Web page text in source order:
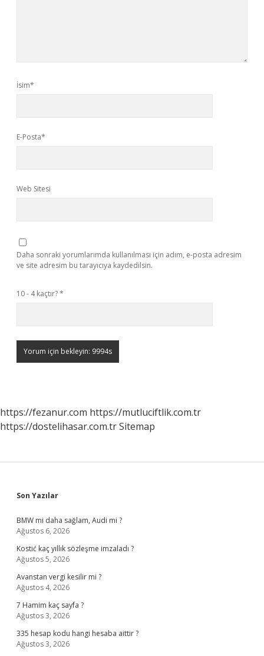
İsim*
E-Posta*
Web Sitesi
Daha sonraki yorumlarımda kullanılması için adım, e-posta adresim
ve site adresim bu tarayıcıya kaydedilsin.
10 - 4 kaçtır?*
https://fezanur.com https://mutluciftlik.com.tr
https://dostelihasar.com.trSitemap
Sidebar
Son Yazılar
BMW mi daha sağlam, Audi mi ?
Ağustos 6, 2026
Kostić kaç yıllık sözleşme imzaladı ?
Ağustos 5, 2026
Avanstan vergi kesilir mi ?
Ağustos 4, 2026
7 Hamim kaç sayfa ?
Ağustos 3, 2026
335 hesap kodu hangi hesaba aittir ?
Ağustos 3, 2026